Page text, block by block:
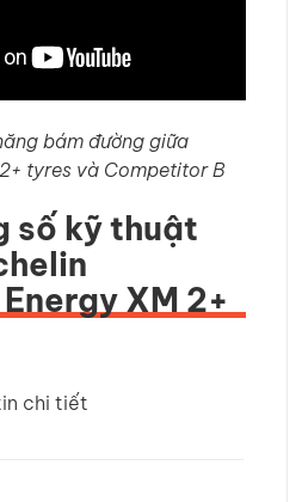
bám đường giữa
tyres và Competitor B
số kỹ thuật
XM 2+
chi tiết